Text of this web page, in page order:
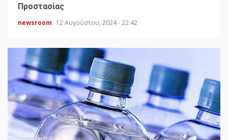
Προστασίας
newsroom 12 Αυγούστου, 2024 - 22:42